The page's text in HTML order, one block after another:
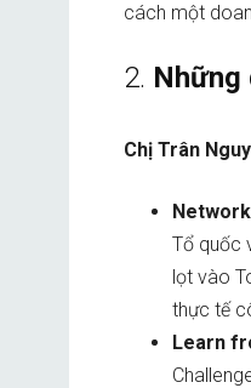
cách một
2. Những
Chị Trân
Tổ quốc
lọt vào
thực tế
Learn